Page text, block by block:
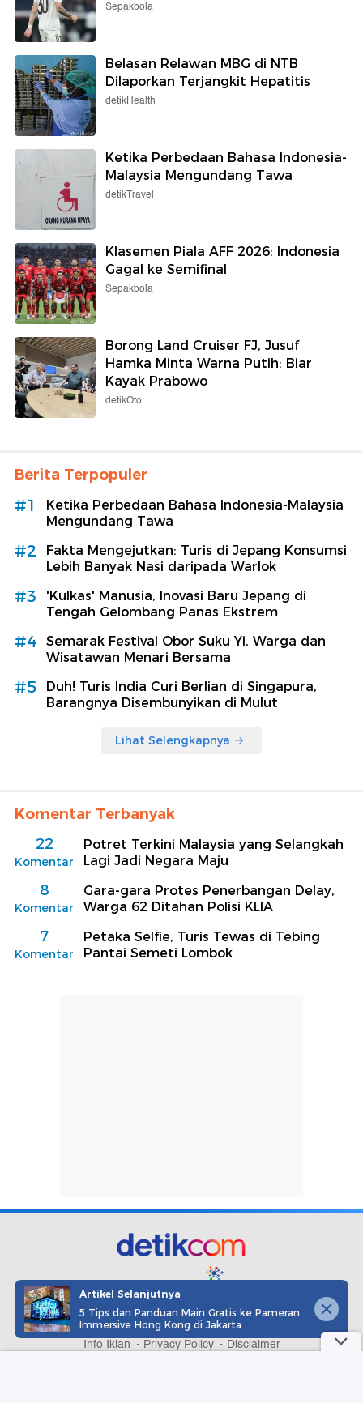
Sepakbola
Belasan Relawan MBG di NTB
Dilaporkan Terjangkit Hepatitis
detikHealth
Ketika Perbedaan Bahasa Indonesia-
Malaysia Mengundang Tawa
detikTravel
Klasemen Piala AFF 2026: Indonesia
Gagal ke Semifinal
Sepakbola
Borong Land Cruiser FJ, Jusuf
Hamka Minta Warna Putih: Biar
Kayak Prabowo
detikOto
Berita Terpopuler
#1
Ketika Perbedaan Bahasa Indonesia-Malaysia
Mengundang Tawa
#2
Fakta Mengejutkan: Turis di Jepang Konsumsi
Lebih Banyak Nasi daripada Warlok
#3
'Kulkas' Manusia, Inovasi Baru Jepang di
Tengah Gelombang Panas Ekstrem
#4
Semarak Festival Obor Suku Yi, Warga dan
Wisatawan Menari Bersama
#5
Duh! Turis India Curi Berlian di Singapura,
Barangnya Disembunyikan di Mulut
Lihat Selengkapnya
Komentar Terbanyak
22
Komentar
Potret Terkini Malaysia yang Selangkah
Lagi Jadi Negara Maju
8
Komentar
Gara-gara Protes Penerbangan Delay,
Warga 62 Ditahan Polisi KLIA
7
Komentar
Petaka Selfie, Turis Tewas di Tebing
Pantai Semeti Lombok
Redaksi Pedoman Media Siber Karir
Kotak Pos
Info Iklan
Privacy Policy Disclaimer
Artikel Selanjutnya
5 Tips dan Panduan Main Gratis ke Pameran
Immersive Hong Kong di Jakarta